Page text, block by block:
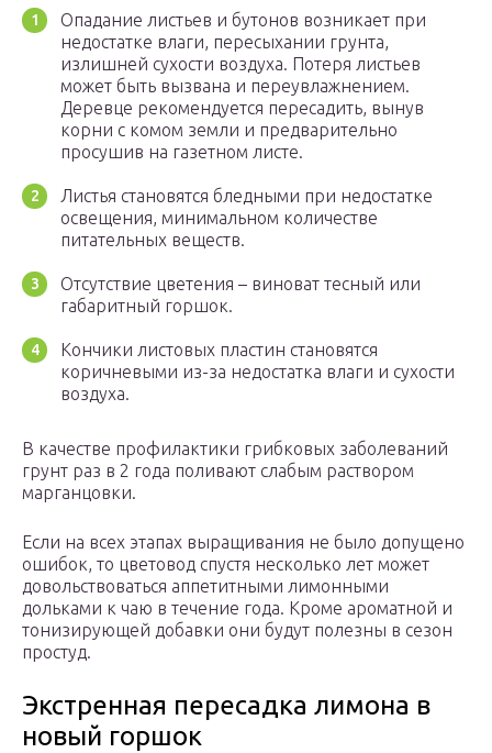
Опадание листьев и бутонов возникает при
недостатке влаги, пересыхании грунта,
излишней сухости воздуха. Потеря листьев
может быть вызвана и переувлажнением.
Деревце рекомендуется пересадить, вынув
корни с комом земли и предварительно
просушив на газетном листе.
Листья становятся бледными при недостатке
освещения, минимальном количестве
питательных веществ.
Отсутствие цветения – виноват тесный или
габаритный горшок.
Кончики листовых пластин становятся
коричневыми из-за недостатка влаги и сухости
воздуха.
В качестве профилактики грибковых заболеваний
грунт раз в 2 года поливают слабым раствором
марганцовки.
Если на всех этапах выращивания не было допущено
ошибок, то цветовод спустя несколько лет может
довольствоваться аппетитными лимонными
дольками к чаю в течение года. Кроме ароматной и
тонизирующей добавки они будут полезны в сезон
простуд.
Экстренная пересадка лимона в
новый горшок